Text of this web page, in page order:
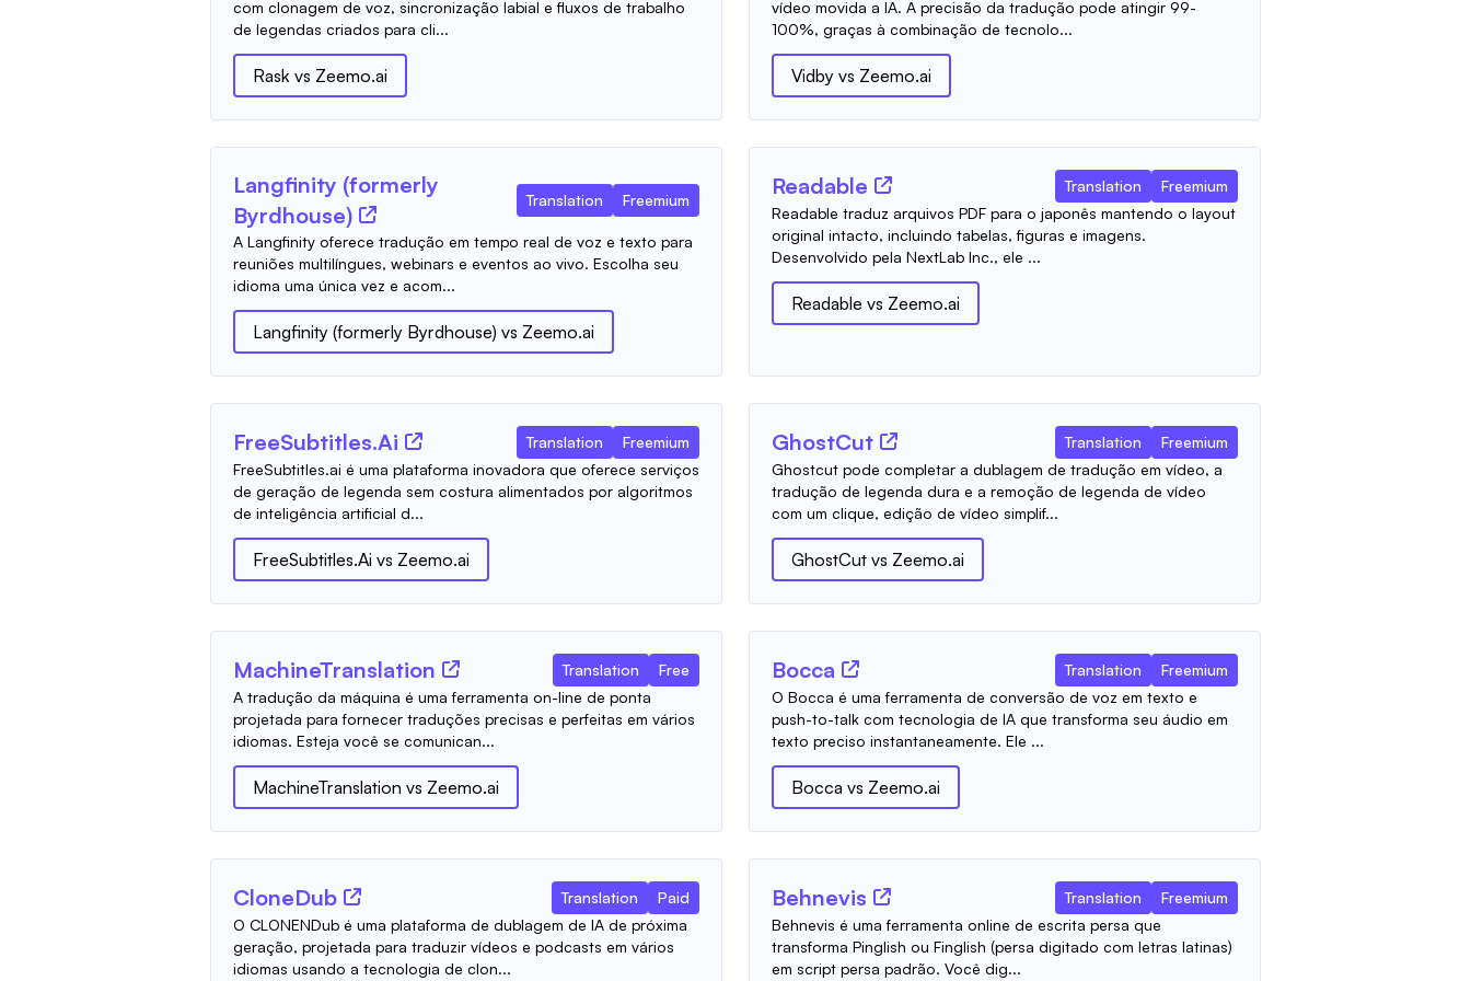
com clonagem de voz, sincronização labial e fluxos de trabalho
de legendas criados para cli...
Rask vs Zeemo.ai
vídeo movida a IA. A precisão da tradução pode atingir 99-
100%, graças à combinação de tecnolo...
Vidby vs Zeemo.ai
Langfinity (formerly
Byrdhouse)
Translation Freemium
A Langfinity oferece tradução em tempo real de voz e texto para
reuniões multilíngues, webinars e eventos ao vivo. Escolha seu
idioma uma única vez e acom...
Langfinity (formerly Byrdhouse) vs Zeemo.ai
Readable Translation
Freemium
Readable traduz arquivos PDF para o japonês mantendo o layout
original intacto, incluindo tabelas, figuras e imagens.
Desenvolvido pela NextLab Inc., ele ...
Readable vs Zeemo.ai
FreeSubtitles.Ai Translation
Freemium
FreeSubtitles.ai é uma plataforma inovadora que oferece serviços
de geração de legenda sem costura alimentados por algoritmos
de inteligência artificial d...
FreeSubtitles.Ai vs Zeemo.ai
GhostCut Translation
Freemium
Ghostcut pode completar a dublagem de tradução em vídeo, a
tradução de legenda dura e a remoção de legenda de vídeo
com um clique, edição de vídeo simplif...
GhostCut vs Zeemo.ai
MachineTranslation Translation
Free
A tradução da máquina é uma ferramenta on-line de ponta
projetada para fornecer traduções precisas e perfeitas em vários
idiomas. Esteja você se comunican...
MachineTranslation vs Zeemo.ai
Bocca Translation
Freemium
O Bocca é uma ferramenta de conversão de voz em texto e
push-to-talk com tecnologia de IA que transforma seu áudio em
texto preciso instantaneamente. Ele ...
Bocca vs Zeemo.ai
CloneDub Translation
Paid
O CLONENDub é uma plataforma de dublagem de IA de próxima
geração, projetada para traduzir vídeos e podcasts em vários
idiomas usando a tecnologia de clon...
Behnevis Translation
Freemium
Behnevis é uma ferramenta online de escrita persa que
transforma Pinglish ou Finglish (persa digitado com letras latinas)
em script persa padrão. Você dig...